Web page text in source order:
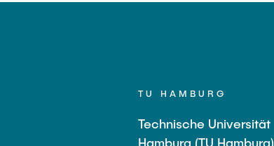
TU HAMBURG
Technische Universität
Hamburg (TU Hamburg)